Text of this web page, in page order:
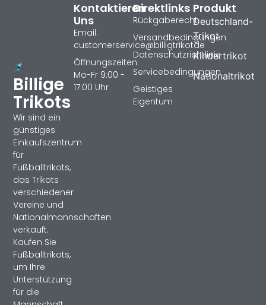
Billige
Trikots
Wir sind ein
günstiges
Einkaufszentrum
für
Fußballtrikots,
das Trikots
verschiedener
Vereine und
Nationalmannschaften
verkauft.
Kaufen Sie
Fußballtrikots,
um Ihre
Unterstützung
für die
Produkt
Deutschland-
Trikot
Kindertrikot
Nationaltrikot
Direktlinks
Rückgaberecht
Versandbedingungen
Datenschutzrichtlinie
Servicebedingungen
Geistiges
Eigentum
Kontaktieren
Uns
Email:
customerservice@billigtrikotde
Öffnungszeiten:
Mo-Fr 9:00 -
17:00 Uhr